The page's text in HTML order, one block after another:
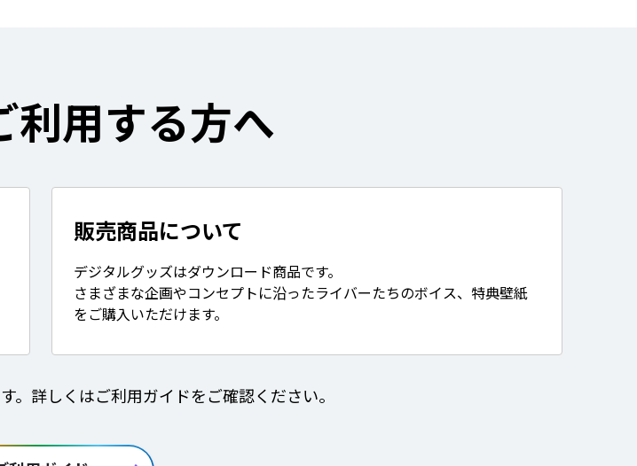
利用する方へ
販売商品について
デジタルグッズはダウンロード商品です。
さまざまな企画やコンセプトに沿ったライバーたちのボイス、特典壁紙
をご購入いただけます。
。詳しくはご利用ガイドをご確認ください。